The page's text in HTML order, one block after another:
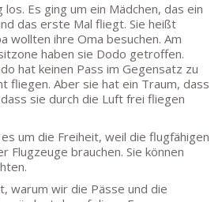
Es ging um ein Mädchen, das ein
das erste Mal fliegt. Sie heißt
wollten ihre Oma besuchen. Am
haben sie Dodo getroffen.
hat keinen Pass im Gegensatz zu
fliegen. Aber sie hat ein Traum, dass
sie durch die Luft frei fliegen
um die Freiheit, weil die flugfähigen
Flugzeuge brauchen. Sie können
warum wir die Pässe und die
Dr. Ute Utech (OStD’n)
Schulleitung: nn
Marco Penirschke (StD)
(StD’n), Elke Heidl-Charmillon
(StD’n)